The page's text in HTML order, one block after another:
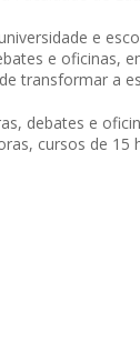
e
e oficinas,
transformar a
debates e
cursos de 15